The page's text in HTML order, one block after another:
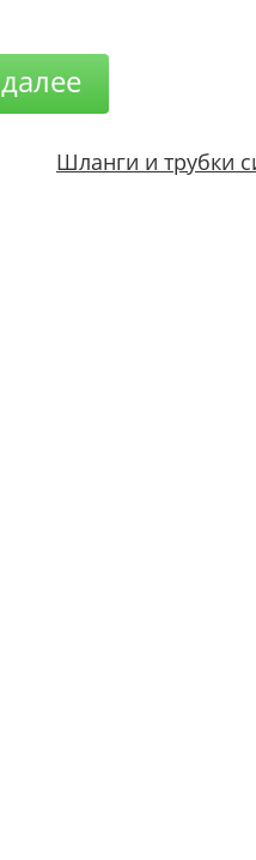
Шланги и трубки